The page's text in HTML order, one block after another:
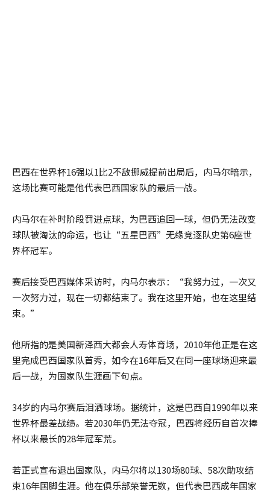
巴西在世界杯16强以1比2不敌挪威提前出局后，内马尔暗示，
这场比赛可能是他代表巴西国家队的最后一战。
内马尔在补时阶段罚进点球，为巴西追回一球，但仍无法改变
球队被淘汰的命运，也让“五星巴西”无缘竞逐队史第6座世
界杯冠军。
赛后接受巴西媒体采访时，内马尔表示：“我努力过，一次又
一次努力过，现在一切都结束了。我在这里开始，也在这里结
束。”
他所指的是美国新泽西大都会人寿体育场，2010年他正是在这
里完成巴西国家队首秀，如今在16年后又在同一座球场迎来最
后一战，为国家队生涯画下句点。
34岁的内马尔赛后泪洒球场。据统计，这是巴西自1990年以来
世界杯最差战绩。若2030年仍无法夺冠，巴西将经历自首次捧
杯以来最长的28年冠军荒。
若正式宣布退出国家队，内马尔将以130场80球、58次助攻结
束16年国脚生涯。他在俱乐部荣誉无数，但代表巴西成年国家